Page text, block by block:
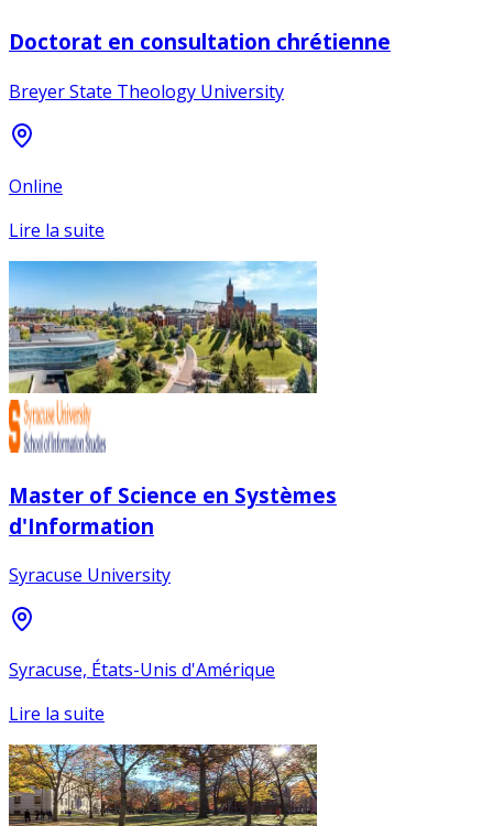
Doctorat en consultation chrétienne
Breyer State Theology University
Online
Lire la suite
Master of Science en Systèmes
d'Information
Syracuse University
Syracuse, États-Unis d'Amérique
Lire la suite